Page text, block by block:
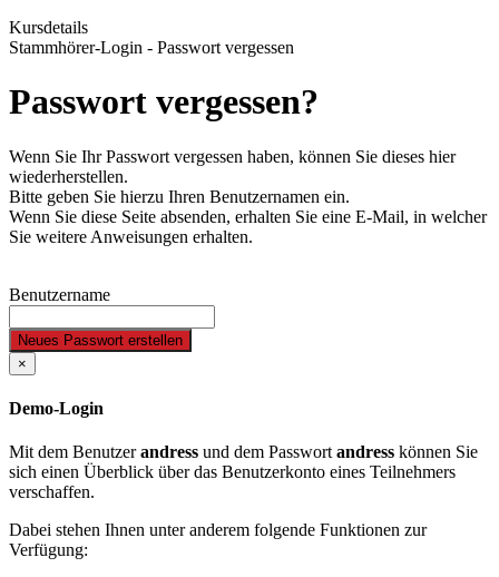
Kursdetails
Stammhörer-Login - Passwort vergessen
Passwort vergessen?
Wenn Sie Ihr Passwort vergessen haben, können Sie dieses hier
wiederherstellen.
Bitte geben Sie hierzu Ihren Benutzernamen ein.
Wenn Sie diese Seite absenden, erhalten Sie eine E-Mail, in welcher
Sie weitere Anweisungen erhalten.
Benutzername
Neues Passwort erstellen
×
Demo-Login
Mit dem Benutzerandress und dem Passwortandress können Sie
sich einen Überblick über das Benutzerkonto eines Teilnehmers
verschaffen.
Dabei stehen Ihnen unter anderem folgende Funktionen zur
Verfügung: